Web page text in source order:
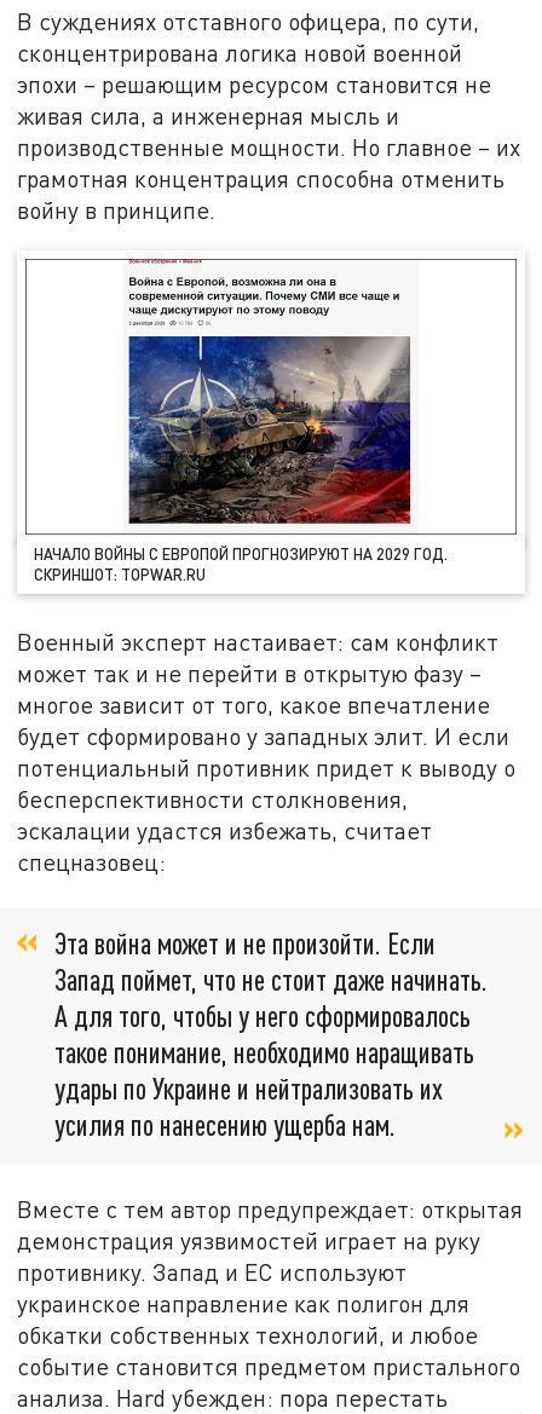
В суждениях отставного офицера, по сути,
сконцентрирована логика новой военной
эпохи – решающим ресурсом становится не
живая сила, а инженерная мысль и
производственные мощности. Но главное – их
грамотная концентрация способна отменить
войну в принципе.
НАЧАЛО ВОЙНЫ С ЕВРОПОЙ ПРОГНОЗИРУЮТ НА 2029 ГОД.
СКРИНШОТ: TOPWAR.RU
Военный эксперт настаивает: сам конфликт
может так и не перейти в открытую фазу –
многое зависит от того, какое впечатление
будет сформировано у западных элит. И если
потенциальный противник придет к выводу о
бесперспективности столкновения,
эскалации удастся избежать, считает
спецназовец:
Эта война может и не произойти. Если
Запад поймет, что не стоит даже начинать.
А для того, чтобы у него сформировалось
такое понимание, необходимо наращивать
удары по Украине и нейтрализовать их
усилия по нанесению ущерба нам.
Вместе с тем автор предупреждает: открытая
демонстрация уязвимостей играет на руку
противнику. Запад и ЕС используют
украинское направление как полигон для
обкатки собственных технологий, и любое
событие становится предметом пристального
анализа. Hard убежден: пора перестать